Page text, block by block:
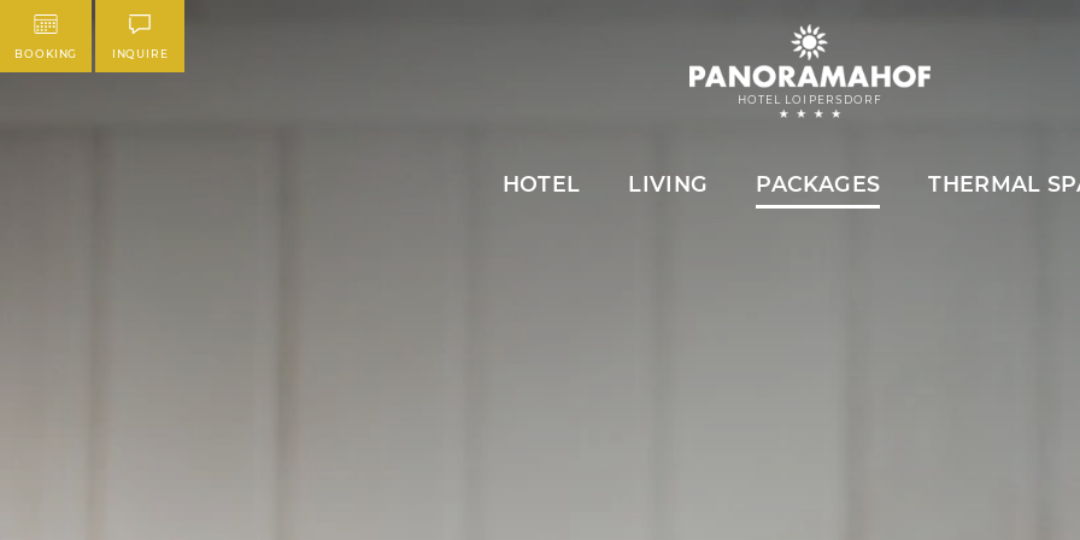
HOTEL LOIPERSDORF
BOOKING INQUIRE
HOTEL LIVING PACKAGES THERMAL